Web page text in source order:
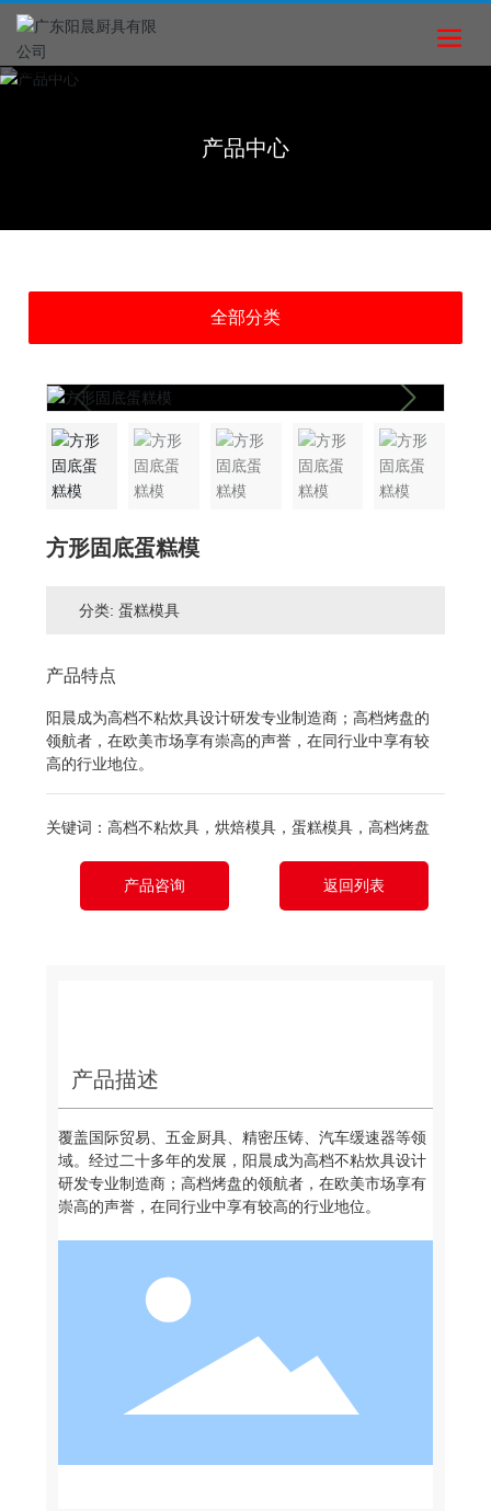
产品中心
全部分类
方形固底蛋糕模
分类: 蛋糕模具
产品特点
阳晨成为高档不粘炊具设计研发专业制造商；高档烤盘的
领航者，在欧美市场享有崇高的声誉，在同行业中享有较
高的行业地位。
关键词：高档不粘炊具，烘焙模具，蛋糕模具，高档烤盘
产品咨询 返回列表
产品描述
覆盖国际贸易、五金厨具、精密压铸、汽车缓速器等领
域。经过二十多年的发展，阳晨成为高档不粘炊具设计
研发专业制造商；高档烤盘的领航者，在欧美市场享有
崇高的声誉，在同行业中享有较高的行业地位。